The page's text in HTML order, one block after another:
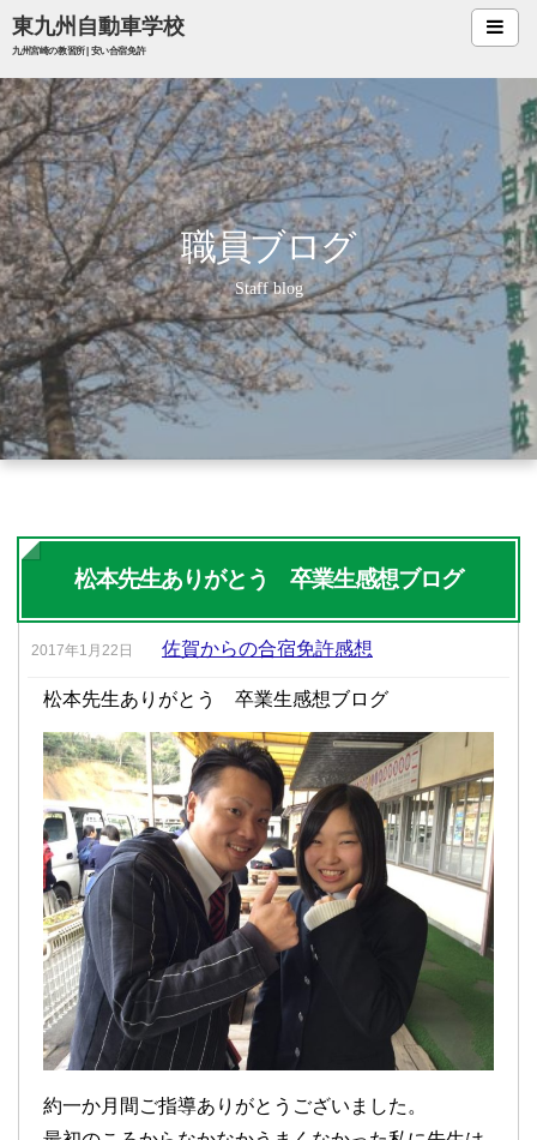
東九州自動車学校
九州宮崎の教習所 | 安い合宿免許
合宿免許
宿泊案内 お食事
会社案内 アクセス
職員・求人 技能講習
助成金
職員ブログ
Staff blog
松本先生ありがとう 卒業生感想ブログ
2017年1月22日 佐賀からの合宿免許感想
松本先生ありがとう 卒業生感想ブログ
約一か月間ご指導ありがとうございました。